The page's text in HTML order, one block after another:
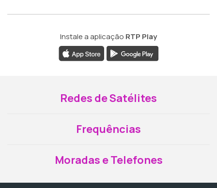
Instale a aplicação RTP Play
Redes de Satélites
Frequências
Moradas e Telefones